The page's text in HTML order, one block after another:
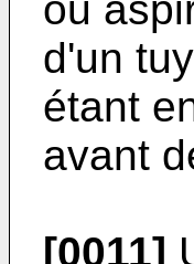
d'un
étant
avant
[0011]